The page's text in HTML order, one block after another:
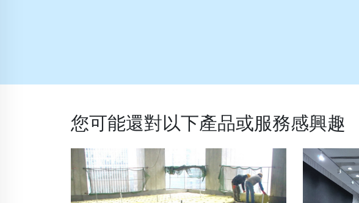
您可能還對以下產品或服務感興趣